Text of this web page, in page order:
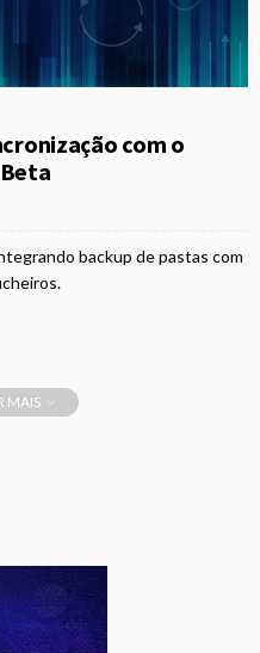
com o
backup de pastas com
MAIS